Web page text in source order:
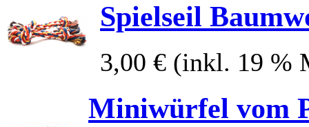
Spielseil
3,00 € (inkl. 19 %
Miniwürfel vom